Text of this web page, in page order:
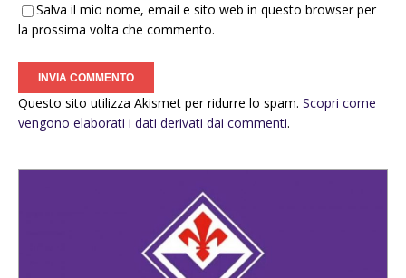
Salva il mio nome, email e sito web in questo browser per
la prossima volta che commento.
Questo sito utilizza Akismet per ridurre lo spam. Scopri come
vengono elaborati i dati derivati dai commenti.